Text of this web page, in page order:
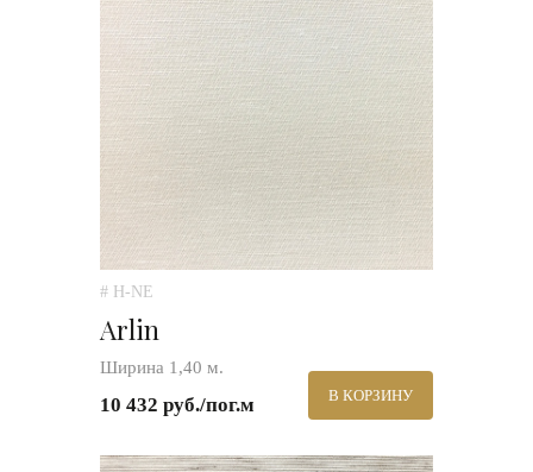
# H-NE
Arlin
Ширина 1,40 м.
10 432 руб./пог.м В КОРЗИНУ